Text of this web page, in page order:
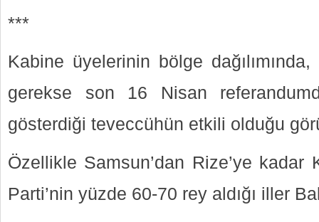
***
Kabine üyelerinin bölge
gerekse son 16 Nisan
gösterdiği teveccühün etkili olduğu
Özellikle Samsun’dan Rize’ye kadar
Parti’nin yüzde 60-70 rey aldığı iller